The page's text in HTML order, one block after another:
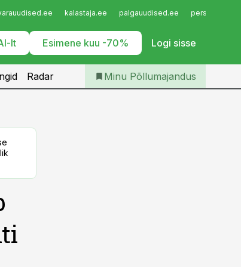
kalastaja.ee palgauudised.ee
lt Esimene kuu -70% Logi sisse
Iseteenindus
Telli Põllumajandus
Radar Minu Põllumajandus